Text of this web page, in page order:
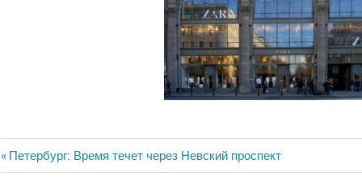
Навигация
Previous
Post:
Петербург: Время течет через Невский проспект